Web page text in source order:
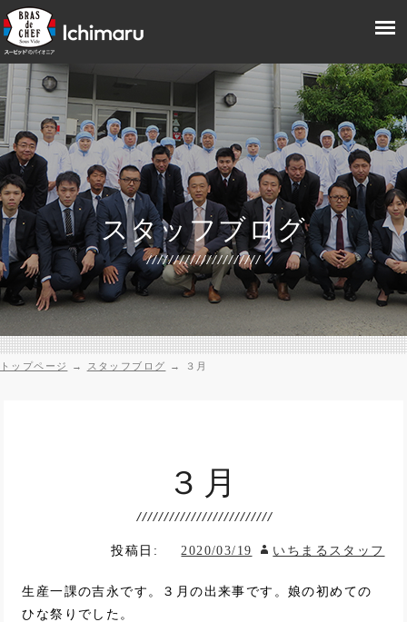
スタッフブログ
トップページ → スタッフブログ → ３月
３月
投稿日: 2020/03/19 いちまるスタッフ
生産一課の吉永です。３月の出来事です。娘の初めての
ひな祭りでした。